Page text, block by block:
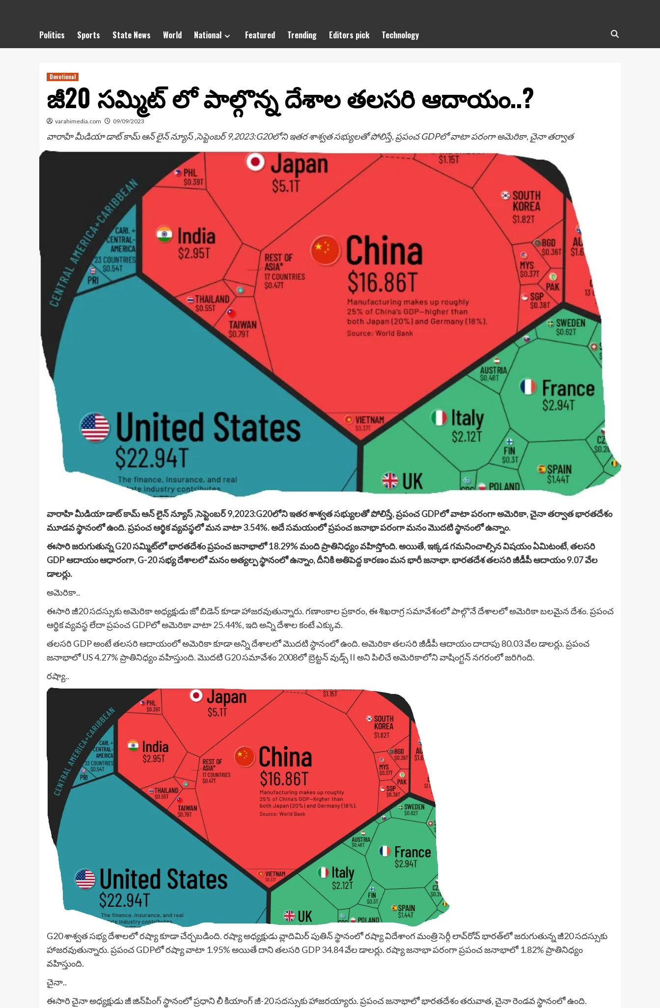
Politics Sports State News World National Featured Trending Editors pick Technology
Devotional
జీ20 సమ్మిట్ లో పాల్గొన్న దేశాల తలసరి ఆదాయం..?
varahimedia.com 09/09/2023
వారాహి మీడియా డాట్ కామ్ ఆన్ లైన్ న్యూస్ ,సెప్టెంబర్ 9,2023:G20లోని ఇతర శాశ్వత సభ్యులతో పోలిస్తే, ప్రపంచ GDPలో వాటా పరంగా అమెరికా, చైనా తర్వాత
వారాహి మీడియా డాట్ కామ్ ఆన్ లైన్ న్యూస్ ,సెప్టెంబర్ 9,2023:G20లోని ఇతర శాశ్వత సభ్యులతో పోలిస్తే, ప్రపంచ GDPలో వాటా పరంగా అమెరికా, చైనా తర్వాత భారతదేశం
మూడవ స్థానంలో ఉంది. ప్రపంచ ఆర్థిక వ్యవస్థలో మన వాటా 3.54%. అదే సమయంలో ప్రపంచ జనాభా పరంగా మనం మొదటి స్థానంలో ఉన్నాం.
ఈసారి జరుగుతున్న G20 సమ్మిట్‌లో భారతదేశం ప్రపంచ జనాభాలో 18.29% మంది ప్రాతినిధ్యం వహిస్తోంది. అయితే, ఇక్కడ గమనించాల్సిన విషయం ఏమిటంటే, తలసరి
GDP ఆదాయం ఆధారంగా, G-20 సభ్య దేశాలలో మనం అత్యల్ప స్థానంలో ఉన్నాం, దీనికి అతిపెద్ద కారణం మన భారీ జనాభా. భారతదేశ తలసరి జీడీపీ ఆదాయం 9.07 వేల
డాలర్లు.
అమెరికా..
ఈసారి జీ20 సదస్సుకు అమెరికా అధ్యక్షుడు జో బిడెన్ కూడా హాజరవుతున్నారు. గణాంకాల ప్రకారం, ఈ శిఖరాగ్ర సమావేశంలో పాల్గొనే దేశాలలో అమెరికా బలమైన దేశం. ప్రపంచ
ఆర్థిక వ్యవస్థ లేదా ప్రపంచ GDPలో అమెరికా వాటా 25.44%, ఇది అన్ని దేశాల కంటే ఎక్కువ.
తలసరి GDP అంటే తలసరి ఆదాయంలో అమెరికా కూడా అన్ని దేశాలలో మొదటి స్థానంలో ఉంది. అమెరికా తలసరి జీడీపీ ఆదాయం దాదాపు 80.03 వేల డాలర్లు. ప్రపంచ
జనాభాలో US 4.27% ప్రాతినిధ్యం వహిస్తుంది. మొదటి G20 సమావేశం 2008లో బ్రెట్టన్ వుడ్స్ II అని పిలిచే అమెరికాలోని వాషింగ్టన్ నగరంలో జరిగింది.
రష్యా..
G20 శాశ్వత సభ్య దేశాలలో రష్యా కూడా చేర్చబడింది. రష్యా అధ్యక్షుడు వ్లాదిమిర్ పుతిన్ స్థానంలో రష్యా విదేశాంగ మంత్రి సెర్గీ లావ్‌రోవ్ భారత్‌లో జరుగుతున్న జీ20 సదస్సుకు
హాజరవుతున్నారు. ప్రపంచ GDPలో రష్యా వాటా 1.95% అయితే దాని తలసరి GDP 34.84 వేల డాలర్లు. రష్యా జనాభా పరంగా ప్రపంచ జనాభాలో 1.82% ప్రాతినిధ్యం
వహిస్తుంది.
చైనా..
ఈసారి చైనా అధ్యక్షుడు జీ జిన్‌పింగ్ స్థానంలో ప్రధాని లీ కియాంగ్ జీ-20 సదస్సుకు హాజరయ్యారు. ప్రపంచ జనాభాలో భారతదేశం తరువాత, చైనా రెండవ స్థానంలో ఉంది.